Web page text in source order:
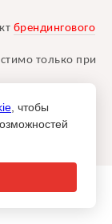
брендингового
только при
, чтобы